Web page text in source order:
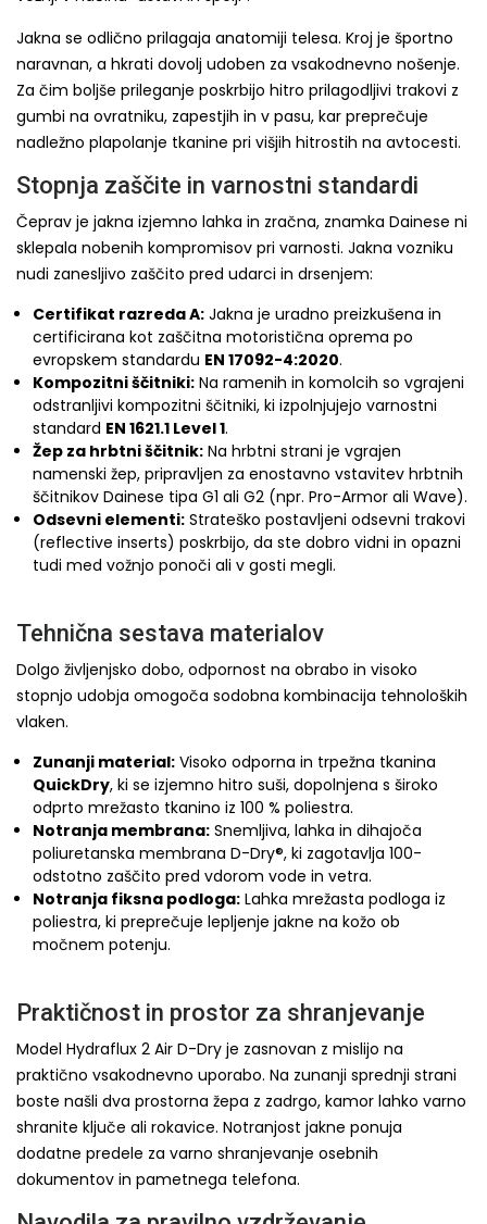
Jakna se odlično prilagaja anatomiji telesa. Kroj je športno
naravnan, a hkrati dovolj udoben za vsakodnevno nošenje.
Za čim boljše prileganje poskrbijo hitro prilagodljivi trakovi z
gumbi na ovratniku, zapestjih in v pasu, kar preprečuje
nadležno plapolanje tkanine pri višjih hitrostih na avtocesti.
Stopnja zaščite in varnostni standardi
Čeprav je jakna izjemno lahka in zračna, znamka Dainese ni
sklepala nobenih kompromisov pri varnosti. Jakna vozniku
nudi zanesljivo zaščito pred udarci in drsenjem:
Certifikat razreda A: Jakna je uradno preizkušena in
certificirana kot zaščitna motoristična oprema po
evropskem standardu EN 17092-4:2020.
Kompozitni ščitniki: Na ramenih in komolcih so vgrajeni
odstranljivi kompozitni ščitniki, ki izpolnjujejo varnostni
standard EN 1621.1 Level 1.
Žep za hrbtni ščitnik: Na hrbtni strani je vgrajen
namenski žep, pripravljen za enostavno vstavitev hrbtnih
ščitnikov Dainese tipa G1 ali G2 (npr. Pro-Armor ali Wave).
Odsevni elementi: Strateško postavljeni odsevni trakovi
(reflective inserts) poskrbijo, da ste dobro vidni in opazni
tudi med vožnjo ponoči ali v gosti megli.
Tehnična sestava materialov
Dolgo življenjsko dobo, odpornost na obrabo in visoko
stopnjo udobja omogoča sodobna kombinacija tehnoloških
vlaken.
Zunanji material: Visoko odporna in trpežna tkanina
QuickDry, ki se izjemno hitro suši, dopolnjena s široko
odprto mrežasto tkanino iz 100 % poliestra.
Notranja membrana: Snemljiva, lahka in dihajoča
poliuretanska membrana D-Dry®, ki zagotavlja 100-
odstotno zaščito pred vdorom vode in vetra.
Notranja fiksna podloga: Lahka mrežasta podloga iz
poliestra, ki preprečuje lepljenje jakne na kožo ob
močnem potenju.
Praktičnost in prostor za shranjevanje
Model Hydraflux 2 Air D-Dry je zasnovan z mislijo na
praktično vsakodnevno uporabo. Na zunanji sprednji strani
boste našli dva prostorna žepa z zadrgo, kamor lahko varno
shranite ključe ali rokavice. Notranjost jakne ponuja
dodatne predele za varno shranjevanje osebnih
dokumentov in pametnega telefona.